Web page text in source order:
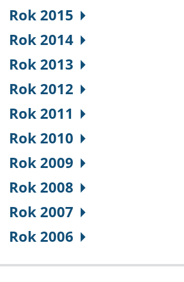
Rok 2015
Rok 2014
Rok 2013
Rok 2012
Rok 2011
Rok 2010
Rok 2009
Rok 2008
Rok 2007
Rok 2006